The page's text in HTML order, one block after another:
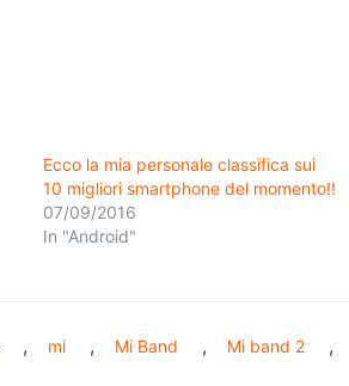
Ecco la mia personale classifica sui
10 migliori smartphone del momento!!
07/09/2016
In "Android"
, mi , Mi Band , Mi band 2 ,